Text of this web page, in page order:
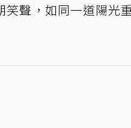
聲，如同一道陽光